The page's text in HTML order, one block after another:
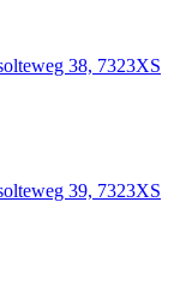
38, 7323XS
39, 7323XS